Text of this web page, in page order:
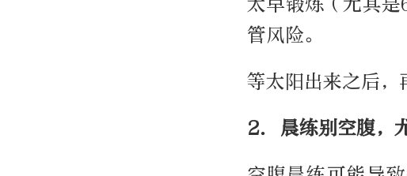
管风险。
等太阳出来之后，
2. 晨练别空腹，